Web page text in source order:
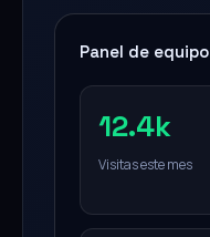
Panel de equipo
12.4k
Visitas este mes